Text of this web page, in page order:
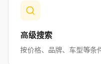
高级搜索
按价格、品牌、车型等条